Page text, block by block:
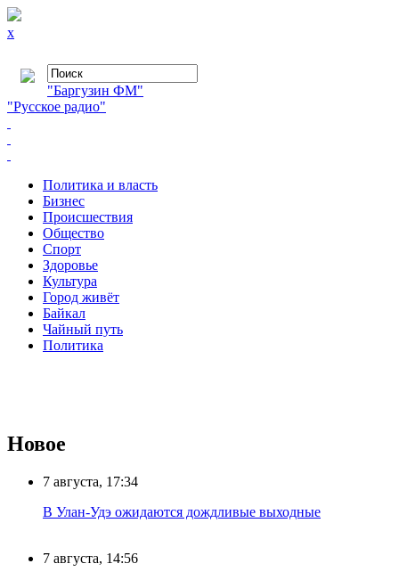
x
"Баргузин ФМ"
"Русское радио"
Политика и власть
Бизнес
Происшествия
Общество
Cпорт
Здоровье
Культура
Город живёт
Байкал
Чайный путь
Политика
Новое
7 августа, 17:34
В Улан-Удэ ожидаются дождливые выходные
7 августа, 14:56